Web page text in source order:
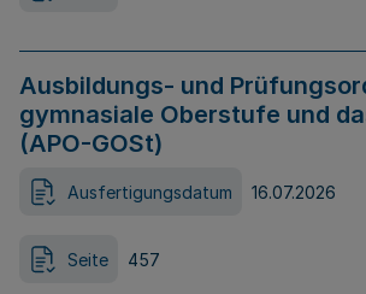
Ausbildungs- und
gymnasiale Oberstufe und
(APO-GOSt)
Ausfertigungsdatum 16.07.2026
Seite 457